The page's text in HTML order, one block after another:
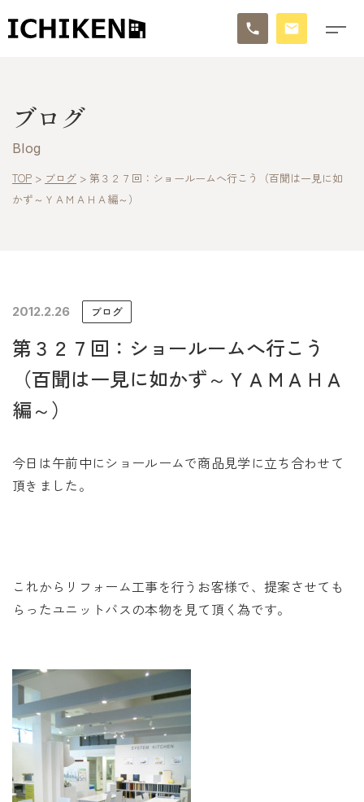
ブログ
施工事例
未来に住み継ぐ平屋
会社情報
お問い合わせ
ブログ
Blog
TOP > ブログ > 第３２７回：ショールームへ行こう（百聞は一見に如
かず～ＹＡＭＡＨＡ編～）
2012.2.26 ブログ
第３２７回：ショールームへ行こう
（百聞は一見に如かず～ＹＡＭＡＨＡ
編～）
今日は午前中にショールームで商品見学に立ち合わせて
頂きました。
これからリフォーム工事を行うお客様で、提案させても
らったユニットバスの本物を見て頂く為です。